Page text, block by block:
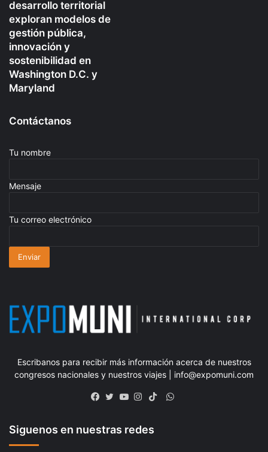
desarrollo territorial
exploran modelos de
gestión pública,
innovación y
sostenibilidad en
Washington D.C. y
Maryland
Contáctanos
Tu nombre
Mensaje
Tu correo electrónico
Escribanos para recibir más información acerca de nuestros
congresos nacionales y nuestros viajes | info@expomuni.com
WhatsApp
Siguenos en nuestras redes